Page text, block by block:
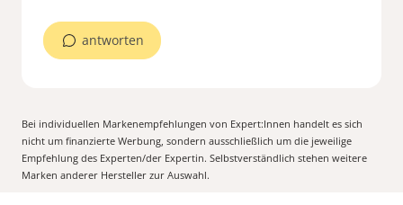
antworten
Bei individuellen Markenempfehlungen von Expert:Innen handelt es sich
nicht um finanzierte Werbung, sondern ausschließlich um die jeweilige
Empfehlung des Experten/der Expertin. Selbstverständlich stehen weitere
Marken anderer Hersteller zur Auswahl.